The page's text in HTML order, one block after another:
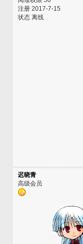
注册 2017-7-15
状态 离线
迟晓青
高级会员